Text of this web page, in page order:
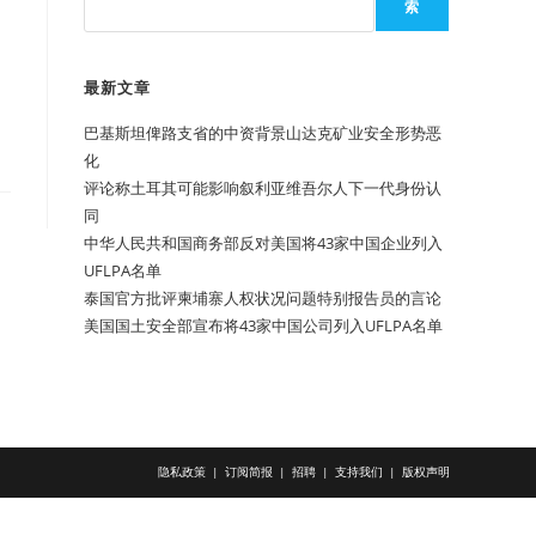
索
最新文章
巴基斯坦俾路支省的中资背景山达克矿业安全形势恶
化
评论称土耳其可能影响叙利亚维吾尔人下一代身份认
同
中华人民共和国商务部反对美国将43家中国企业列入
UFLPA名单
泰国官方批评柬埔寨人权状况问题特别报告员的言论
美国国土安全部宣布将43家中国公司列入UFLPA名单
隐私政策 订阅简报 招聘 支持我们 版权声明